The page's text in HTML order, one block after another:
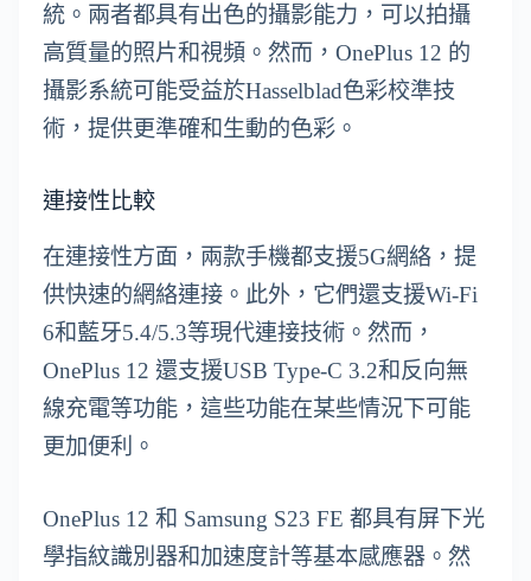
統。兩者都具有出色的攝影能力，可以拍攝
高質量的照片和視頻。然而，OnePlus 12 的
攝影系統可能受益於Hasselblad色彩校準技
術，提供更準確和生動的色彩。
連接性比較
在連接性方面，兩款手機都支援5G網絡，提
供快速的網絡連接。此外，它們還支援Wi-Fi
6和藍牙5.4/5.3等現代連接技術。然而，
OnePlus 12 還支援USB Type-C 3.2和反向無
線充電等功能，這些功能在某些情況下可能
更加便利。
OnePlus 12 和 Samsung S23 FE 都具有屏下光
學指紋識別器和加速度計等基本感應器。然